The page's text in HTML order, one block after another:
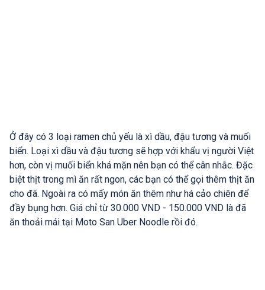
Ở đây có 3 loại ramen chủ yếu là xì dầu, đậu tương và muối
biển. Loại xì dầu và đậu tương sẽ hợp với khẩu vị người Việt
hơn, còn vị muối biển khá mặn nên bạn có thể cân nhắc. Đặc
biệt thịt trong mì ăn rất ngon, các bạn có thể gọi thêm thịt ăn
cho đã. Ngoài ra có mấy món ăn thêm như há cảo chiên để
đầy bụng hơn. Giá chỉ từ 30.000 VND - 150.000 VND là đã
ăn thoải mái tại Moto San Uber Noodle rồi đó.